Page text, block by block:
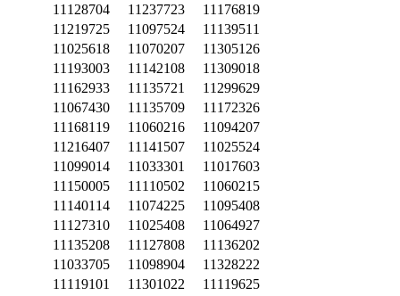
11128704
11237723
11176819
11219725
11097524
11139511
11025618
11070207
11305126
11193003
11142108
11309018
11162933
11135721
11299629
11067430
11135709
11172326
11168119
11060216
11094207
11216407
11141507
11025524
11099014
11033301
11017603
11150005
11110502
11060215
11140114
11074225
11095408
11127310
11025408
11064927
11135208
11127808
11136202
11033705
11098904
11328222
11119101
11301022 11119625